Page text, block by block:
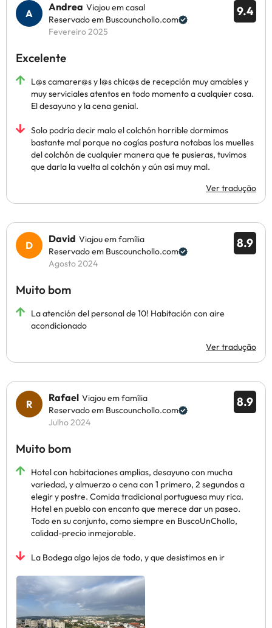
9.4
Andrea Viajou em casal
Reservado em Buscounchollo.com
Fevereiro 2025
Excelente
L@s camarer@s y l@s chic@s de recepción muy amables y
muy serviciales atentos en todo momento a cualquier cosa.
El desayuno y la cena genial.
Solo podría decir malo el colchón horrible dormimos
bastante mal porque no cogías postura notabas los muelles
del colchón de cualquier manera que te pusieras, tuvimos
que darla la vuelta al colchón y aún así muy mal.
Ver tradução
8.9
David Viajou em família
Reservado em Buscounchollo.com
Agosto 2024
Muito bom
La atención del personal de 10! Habitación con aire
acondicionado
Ver tradução
8.9
Rafael Viajou em família
Reservado em Buscounchollo.com
Julho 2024
Muito bom
Hotel con habitaciones amplias, desayuno con mucha
variedad, y almuerzo o cena con 1 primero, 2 segundos a
elegir y postre. Comida tradicional portuguesa muy rica.
Hotel en pueblo con encanto que merece dar un paseo.
Todo en su conjunto, como siempre en BuscoUnChollo,
calidad-precio inmejorable.
La Bodega algo lejos de todo, y que desistimos en ir